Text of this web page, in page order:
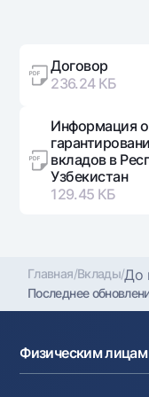
Договор
236.24 КБ
Информация
вкладов в
Узбекистан
129.45 КБ
Главная/Вклады/До
Последнее
Физическим лицам